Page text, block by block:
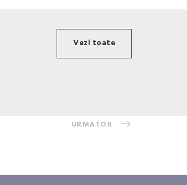
Vezi toate
URMATOR